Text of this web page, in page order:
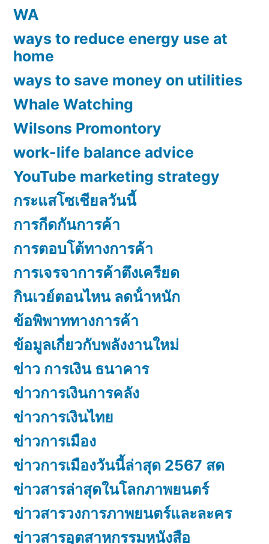
WA
ways to reduce energy use at
home
ways to save money on utilities
Whale Watching
Wilsons Promontory
work-life balance advice
YouTube marketing strategy
กระแสโซเชียลวันนี้
การกีดกันการค้า
การตอบโต้ทางการค้า
การเจรจาการค้าตึงเครียด
กินเวย์ตอนไหน ลดน้ําหนัก
ข้อพิพาททางการค้า
ข้อมูลเกี่ยวกับพลังงานใหม่
ข่าว การเงิน ธนาคาร
ข่าวการเงินการคลัง
ข่าวการเงินไทย
ข่าวการเมือง
ข่าวการเมืองวันนี้ล่าสุด 2567 สด
ข่าวสารล่าสุดในโลกภาพยนตร์
ข่าวสารวงการภาพยนตร์และละคร
ข่าวสารอุตสาหกรรมหนังสือ